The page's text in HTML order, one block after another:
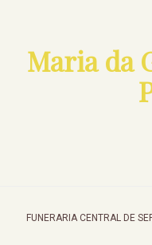
Maria da
FUNERARIA CENTRAL DE